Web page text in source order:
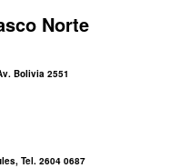
Norte
Bolivia 2551
Tel. 2604 0687